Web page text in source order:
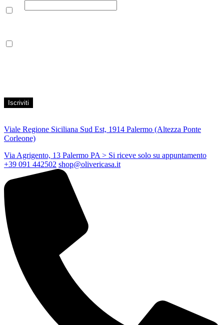
Email
Viale Regione Siciliana Sud Est, 1914 Palermo (Altezza Ponte
Corleone)
Via Agrigento, 13 Palermo PA> Si riceve solo su appuntamento
+39 091 442502 shop@olivericasa.it